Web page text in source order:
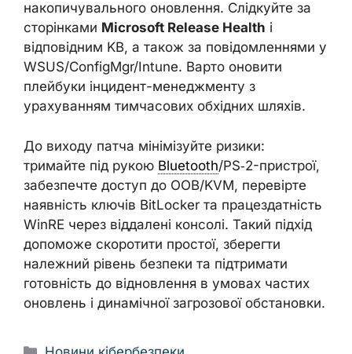
накопичувального оновлення. Слідкуйте за
сторінками Microsoft Release Health і
відповідним KB, а також за повідомленнями у
WSUS/ConfigMgr/Intune. Варто оновити
плейбуки інцидент-менеджменту з
урахуванням тимчасових обхідних шляхів.
До виходу патча мінімізуйте ризики:
тримайте під рукою Bluetooth/PS‑2-пристрої,
забезпечте доступ до OOB/KVM, перевірте
наявність ключів BitLocker та працездатність
WinRE через віддалені консолі. Такий підхід
допоможе скоротити простої, зберегти
належний рівень безпеки та підтримати
готовність до відновлення в умовах частих
оновлень і динамічної загрозової обстановки.
Categories